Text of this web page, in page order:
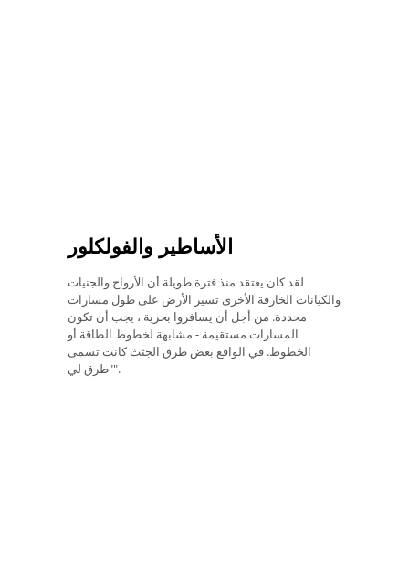
الأساطير والفولكلور
لقد كان يعتقد منذ فترة طويلة أن الأرواح والجنيات
والكيانات الخارقة الأخرى تسير الأرض على طول مسارات
محددة. من أجل أن يسافروا بحرية ، يجب أن تكون
المسارات مستقيمة - مشابهة لخطوط الطاقة أو
الخطوط. في الواقع بعض طرق الجثث كانت تسمى
"طرق لي".